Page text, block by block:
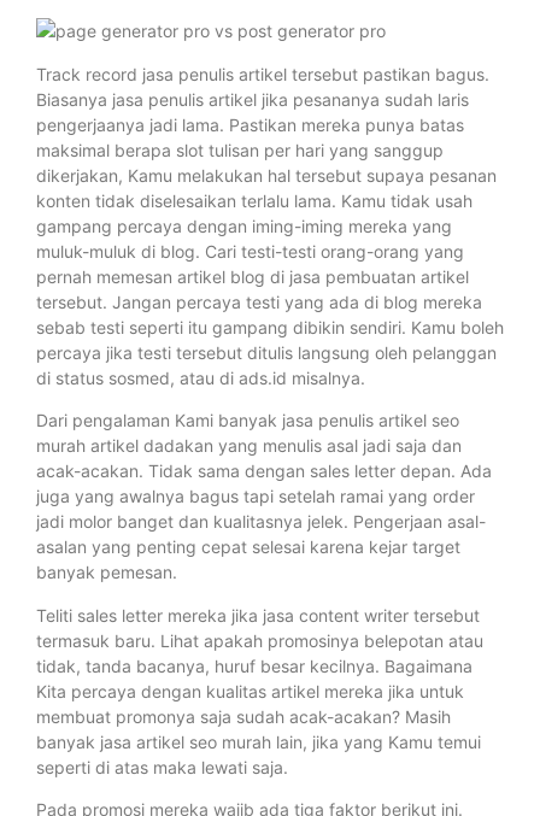
Track record jasa penulis artikel tersebut pastikan bagus.
Biasanya jasa penulis artikel jika pesananya sudah laris
pengerjaanya jadi lama. Pastikan mereka punya batas
maksimal berapa slot tulisan per hari yang sanggup
dikerjakan, Kamu melakukan hal tersebut supaya pesanan
konten tidak diselesaikan terlalu lama. Kamu tidak usah
gampang percaya dengan iming-iming mereka yang
muluk-muluk di blog. Cari testi-testi orang-orang yang
pernah memesan artikel blog di jasa pembuatan artikel
tersebut. Jangan percaya testi yang ada di blog mereka
sebab testi seperti itu gampang dibikin sendiri. Kamu boleh
percaya jika testi tersebut ditulis langsung oleh pelanggan
di status sosmed, atau di ads.id misalnya.
Dari pengalaman Kami banyak jasa penulis artikel seo
murah artikel dadakan yang menulis asal jadi saja dan
acak-acakan. Tidak sama dengan sales letter depan. Ada
juga yang awalnya bagus tapi setelah ramai yang order
jadi molor banget dan kualitasnya jelek. Pengerjaan asal-
asalan yang penting cepat selesai karena kejar target
banyak pemesan.
Teliti sales letter mereka jika jasa content writer tersebut
termasuk baru. Lihat apakah promosinya belepotan atau
tidak, tanda bacanya, huruf besar kecilnya. Bagaimana
Kita percaya dengan kualitas artikel mereka jika untuk
membuat promonya saja sudah acak-acakan? Masih
banyak jasa artikel seo murah lain, jika yang Kamu temui
seperti di atas maka lewati saja.
Pada promosi mereka wajib ada tiga faktor berikut ini.